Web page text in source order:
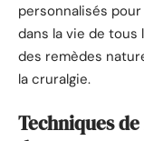
personnalisés
dans la vie de
des remèdes
la cruralgie.
Techniques